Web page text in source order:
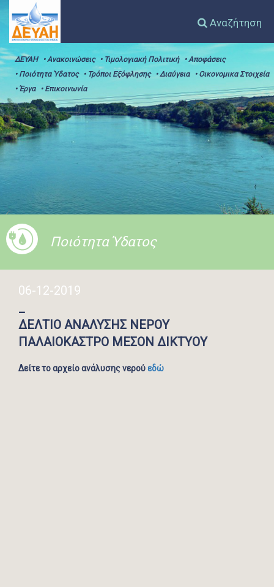
Αναζήτηση
ΔΕΥΑΗ • Ανακοινώσεις • Τιμολογιακή Πολιτική
• Αποφάσεις
• Ποιότητα Ύδατος
• Τρόποι Εξόφλησης • Διαύγεια
• Οικονομικα Στοιχεία
• Έργα
• Επικοινωνία
Ποιότητα Ύδατος
06-12-2019
_
ΔΕΛΤΙΟ ΑΝΑΛΥΣΗΣ ΝΕΡΟΥ
ΠΑΛΑΙΟΚΑΣΤΡΟ ΜΕΣΟΝ ΔΙΚΤΥΟΥ
Δείτε το αρχείο ανάλυσης νερούεδώ